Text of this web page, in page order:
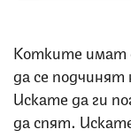
Котките имат
да се
Искате да ги
да спят.